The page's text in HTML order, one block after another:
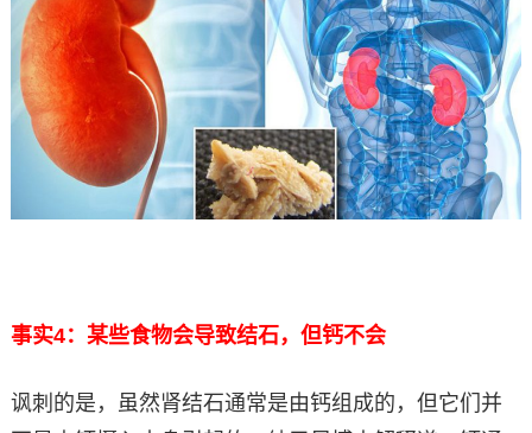
事实4：某些食物会导致结石，但钙不会
讽刺的是，虽然肾结石通常是由钙组成的，但它们并